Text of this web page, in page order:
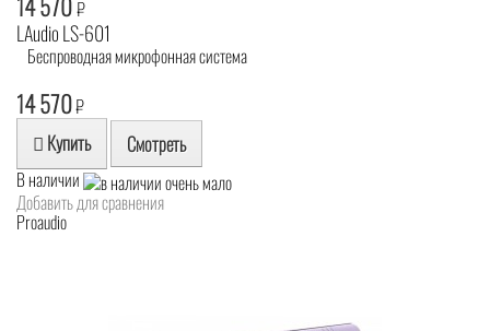
₽
LAudio LS-601
Беспроводная микрофонная система
14 570₽
Купить Смотреть
В наличии
Добавить для сравнения
Proaudio